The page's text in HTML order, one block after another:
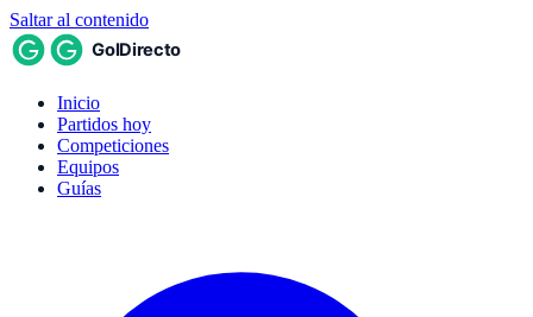
Saltar al contenido
Inicio
Partidos hoy
Competiciones
Equipos
Guías